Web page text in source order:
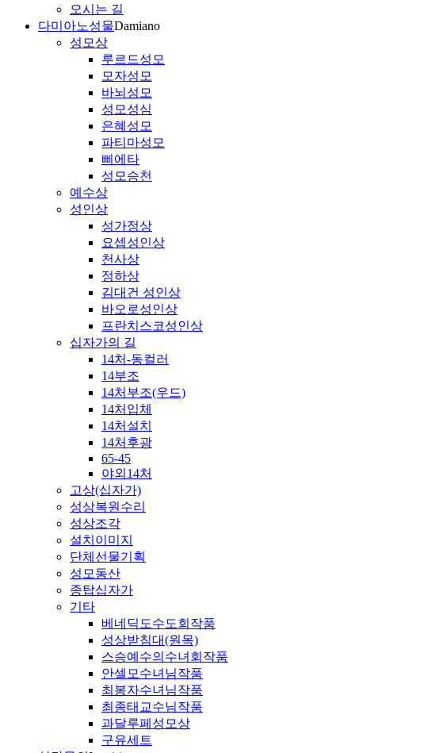
오시는 길
다미아노성물Damiano
성모상
루르드성모
모자성모
바뇌성모
성모성심
은혜성모
파티마성모
삐에타
성모승천
예수상
성인상
성가정상
요셉성인상
천사상
정하상
김대건 성인상
바오로성인상
프란치스코성인상
십자가의 길
14처-동컬러
14부조
14처부조(우드)
14처입체
14처설치
14처후광
65-45
야외14처
고상(십자가)
성상복원수리
성상조각
설치이미지
단체선물기획
성모동산
종탑십자가
기타
베네딕도수도회작품
성상받침대(원목)
스승예수의수녀회작품
안셀모수녀님작품
최봉자수녀님작품
최종태교수님작품
과달루페성모상
구유세트